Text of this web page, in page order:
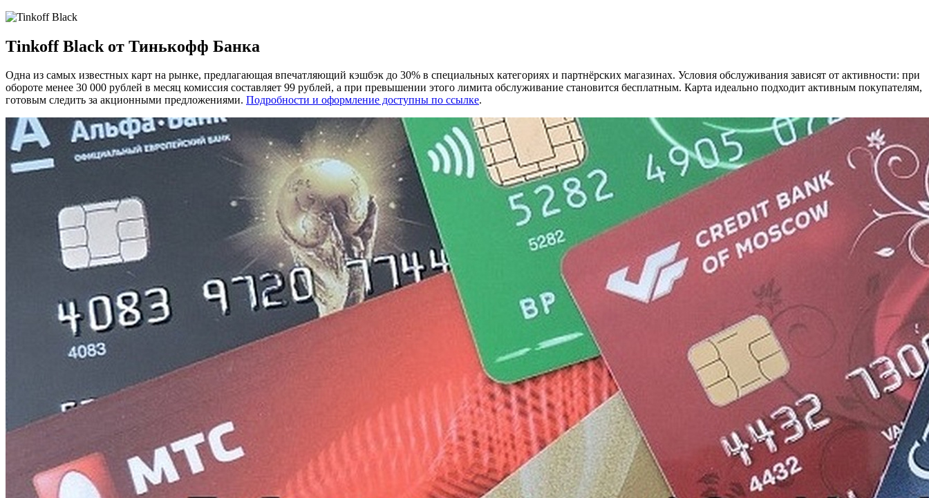
Tinkoff Black от Тинькофф Банка
Одна из самых известных карт на рынке, предлагающая впечатляющий кэшбэк до 30% в специальных категориях и партнёрских магазинах. Условия обслуживания зависят от активности: при
обороте менее 30 000 рублей в месяц комиссия составляет 99 рублей, а при превышении этого лимита обслуживание становится бесплатным. Карта идеально подходит активным покупателям,
готовым следить за акционными предложениями. Подробности и оформление доступны по ссылке.